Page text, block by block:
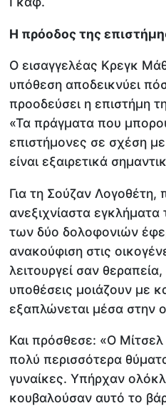
Η πρόοδος της
Ο εισαγγελέας Κρεγκ
υπόθεση αποδεικνύει
προοδεύσει η επιστήμη
«Τα πράγματα που
επιστήμονες σε σχέση
είναι εξαιρετικά
Για τη Σούζαν Λογοθέτη,
ανεξιχνίαστα εγκλήματα
των δύο δολοφονιών
ανακούφιση στις
λειτουργεί σαν θεραπεία,
υποθέσεις μοιάζουν με
εξαπλώνεται μέσα στην
Και πρόσθεσε: «Ο
πολύ περισσότερα
γυναίκες. Υπήρχαν
κουβαλούσαν αυτό το